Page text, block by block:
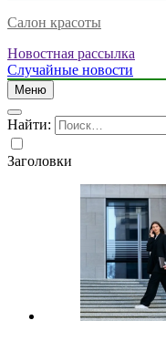
Салон красоты
Новостная рассылка
Случайные новости
Меню
Найти:
Заголовки